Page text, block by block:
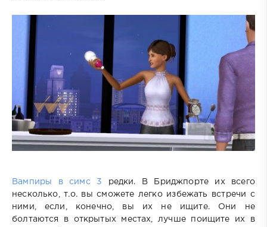
Вампиры в симс 3
редки. В Бриджпорте их всего
несколько, т.о. вы сможете легко избежать встречи с
ними, если, конечно, вы их не ищите. Они не
болтаются в открытых местах, лучше поищите их в